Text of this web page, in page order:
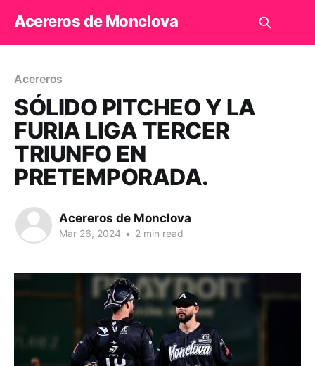
Acereros de Monclova
Acereros
SÓLIDO PITCHEO Y LA
FURIA LIGA TERCER
TRIUNFO EN
PRETEMPORADA.
Acereros de Monclova
Mar 26, 2024 • 2 min read